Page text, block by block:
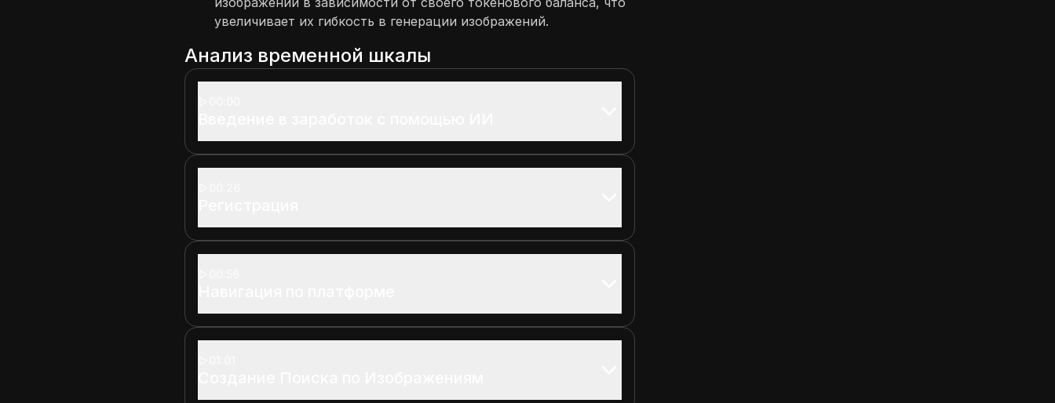
увеличивает их гибкость в генерации изображений.
Анализ временной шкалы